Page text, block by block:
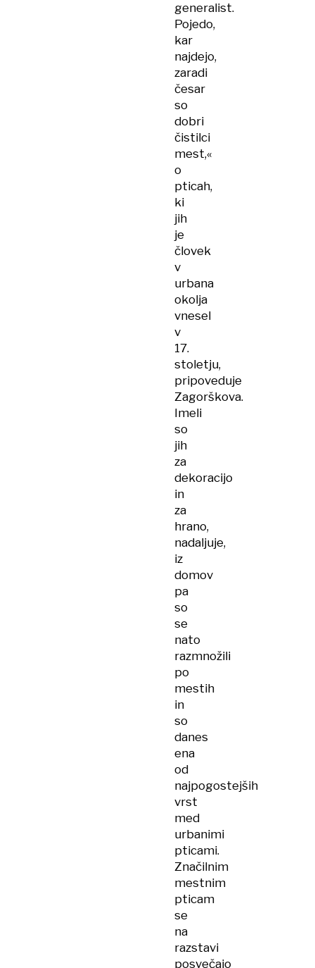
generalist.
Pojedo,
kar
najdejo,
zaradi
česar
so
dobri
čistilci
mest,«
o
pticah,
ki
jih
je
človek
v
urbana
okolja
vnesel
v
17.
stoletju,
pripoveduje
Zagorškova.
Imeli
so
jih
za
dekoracijo
in
za
hrano,
nadaljuje,
iz
domov
pa
so
se
nato
razmnožili
po
mestih
in
so
danes
ena
od
najpogostejših
vrst
med
urbanimi
pticami.
Značilnim
mestnim
pticam
se
na
razstavi
posvečajo